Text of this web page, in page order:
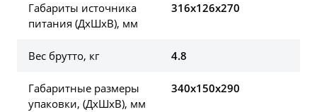
Габариты источника
питания (ДхШхВ), мм
316х126х270
Вес брутто, кг 4.8
Габаритные размеры
упаковки, (ДхШхВ), мм
340x150x290